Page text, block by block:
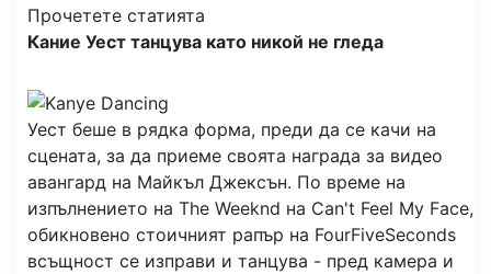
Прочетете статията
Кание Уест танцува като никой не гледа
Уест беше в рядка форма, преди да се качи на
сцената, за да приеме своята награда за видео
авангард на Майкъл Джексън. По време на
изпълнението на The Weeknd на Can't Feel My Face,
обикновено стоичният рапър на FourFiveSeconds
всъщност се изправи и танцува - пред камера и